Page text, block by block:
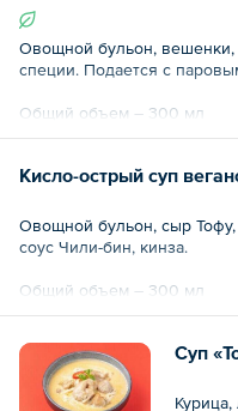
Овощной бульон, вешенки,
специи. Подается с
Общий объем – 300 мл
Кисло-острый суп
Овощной бульон, сыр Тофу,
соус Чили-бин, кинза.
Общий объем – 300 мл
Суп